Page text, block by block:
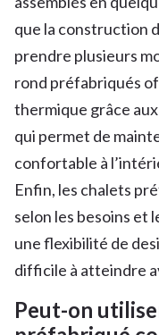
que la construction
prendre plusieurs
rond préfabriqués
thermique grâce
qui permet de
confortable à
Enfin, les chalets
selon les besoins et
une flexibilité de
difficile à atteindre
Peut-on